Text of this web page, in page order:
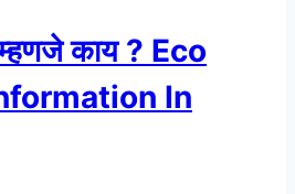
काय ? Eco
In